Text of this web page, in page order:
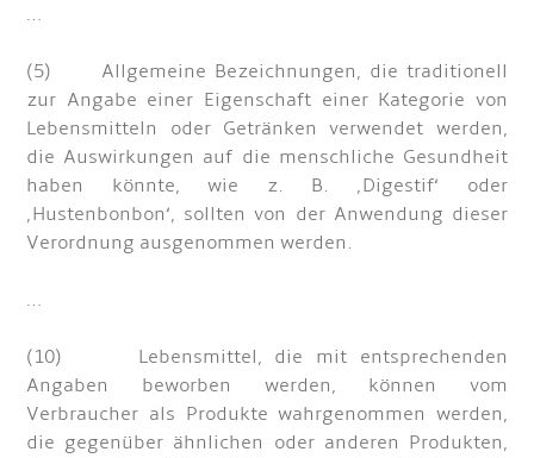
…
(5) Allgemeine Bezeichnungen, die traditionell
zur Angabe einer Eigenschaft einer Kategorie von
Lebensmitteln oder Getränken verwendet werden,
die Auswirkungen auf die menschliche Gesundheit
haben könnte, wie z. B. ‚Digestif‘ oder
‚Hustenbonbon‘, sollten von der Anwendung dieser
Verordnung ausgenommen werden.
…
(10) Lebensmittel, die mit entsprechenden
Angaben beworben werden, können vom
Verbraucher als Produkte wahrgenommen werden,
die gegenüber ähnlichen oder anderen Produkten,